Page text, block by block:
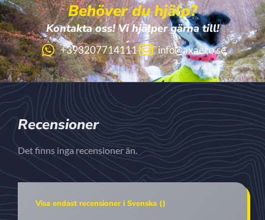
Behöver du hjälp?
Kontakta oss! Vi hjälper gärna till!
+393207714111 info@axaeco.se
Recensioner
Det finns inga recensioner än.
Visa endast recensioner i Svenska ()